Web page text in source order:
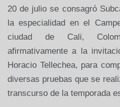
20 de julio se consagró
la especialidad en el
ciudad de Cali,
afirmativamente a la
Horacio Tellechea, para
diversas pruebas que se
transcurso de la temporada